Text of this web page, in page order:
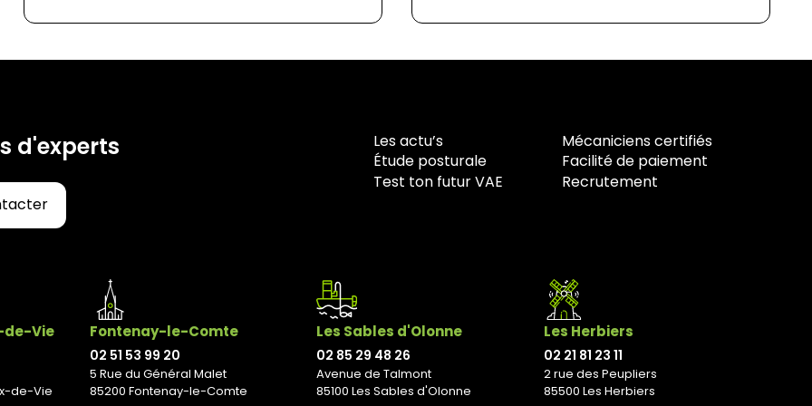
d'experts Les actu’s
Mécaniciens certifiés
Étude posturale
Facilité de paiement
Test ton futur VAE
Recrutement
Vie
de-Vie
Fontenay-le-Comte
02 51 53 99 20
5 Rue du Général Malet
85200 Fontenay-le-Comte
Les Sables d'Olonne
02 85 29 48 26
Avenue de Talmont
85100 Les Sables d'Olonne
Les Herbiers
02 21 81 23 11
2 rue des Peupliers
85500 Les Herbiers